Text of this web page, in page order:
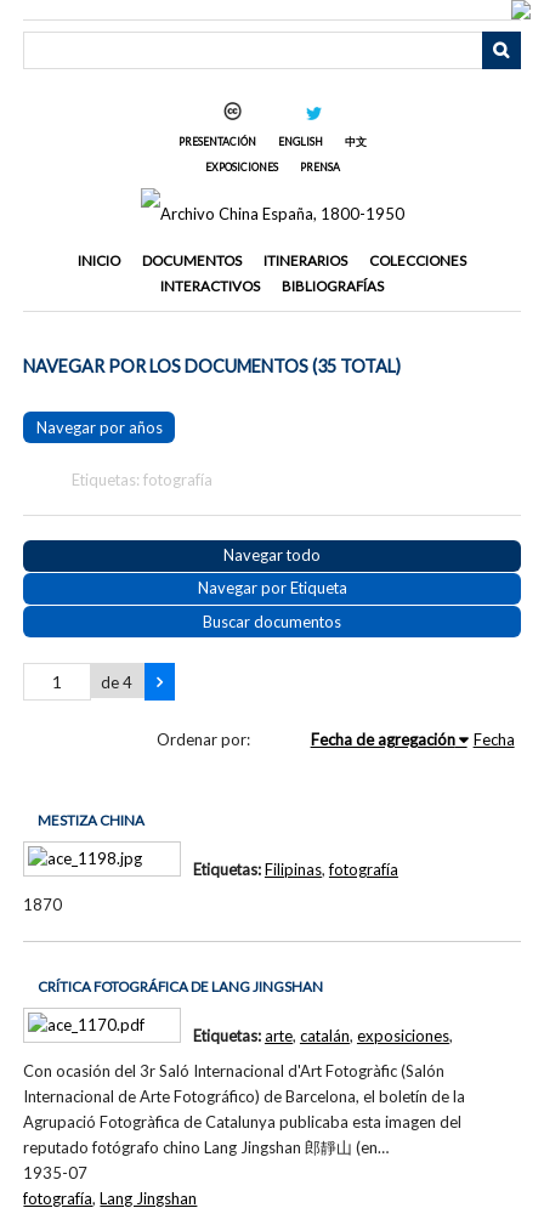
PRESENTACIÓN ENGLISH
中文
EXPOSICIONES
PRENSA
INICIO DOCUMENTOS ITINERARIOS
COLECCIONES
INTERACTIVOS
BIBLIOGRAFÍAS
NAVEGAR POR LOS DOCUMENTOS (35 TOTAL)
Navegar por años
Etiquetas: fotografía
Navegar todo
Navegar por Etiqueta
Buscar documentos
de 4
Ordenar por: Fecha de agregación Fecha
MESTIZA CHINA
1870
Etiquetas:Filipinas,fotografía
CRÍTICA FOTOGRÁFICA DE LANG JINGSHAN
Con ocasión del 3r Saló Internacional d'Art Fotogràfic (Salón
Internacional de Arte Fotográfico) de Barcelona, el boletín de la
Agrupació Fotogràfica de Catalunya publicaba esta imagen del
reputado fotógrafo chino Lang Jingshan 郎靜山 (en…
1935-07
Etiquetas:arte, catalán, exposiciones,
fotografía,Lang Jingshan